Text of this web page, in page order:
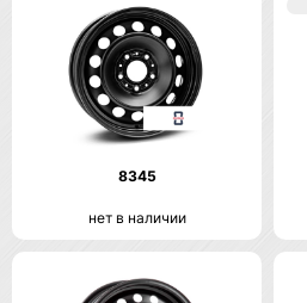
8345
нет в наличии